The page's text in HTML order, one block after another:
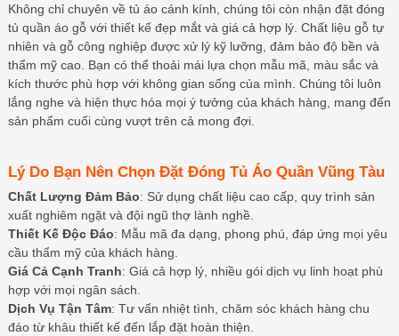
Không chỉ chuyên về tủ áo cánh kính, chúng tôi còn nhận đặt đóng
tủ quần áo gỗ với thiết kế đẹp mắt và giá cả hợp lý. Chất liệu gỗ tự
nhiên và gỗ công nghiệp được xử lý kỹ lưỡng, đảm bảo độ bền và
thẩm mỹ cao. Bạn có thể thoải mái lựa chọn mẫu mã, màu sắc và
kích thước phù hợp với không gian sống của mình. Chúng tôi luôn
lắng nghe và hiện thực hóa mọi ý tưởng của khách hàng, mang đến
sản phẩm cuối cùng vượt trên cả mong đợi.
Lý Do Bạn Nên Chọn Đặt Đóng Tủ Áo Quần Vũng Tàu
Chất Lượng Đảm Bảo: Sử dụng chất liệu cao cấp, quy trình sản
xuất nghiêm ngặt và đội ngũ thợ lành nghề.
Thiết Kế Độc Đáo: Mẫu mã đa dạng, phong phú, đáp ứng mọi yêu
cầu thẩm mỹ của khách hàng.
Giá Cả Cạnh Tranh: Giá cả hợp lý, nhiều gói dịch vụ linh hoạt phù
hợp với mọi ngân sách.
Dịch Vụ Tận Tâm: Tư vấn nhiệt tình, chăm sóc khách hàng chu
đáo từ khâu thiết kế đến lắp đặt hoàn thiện.